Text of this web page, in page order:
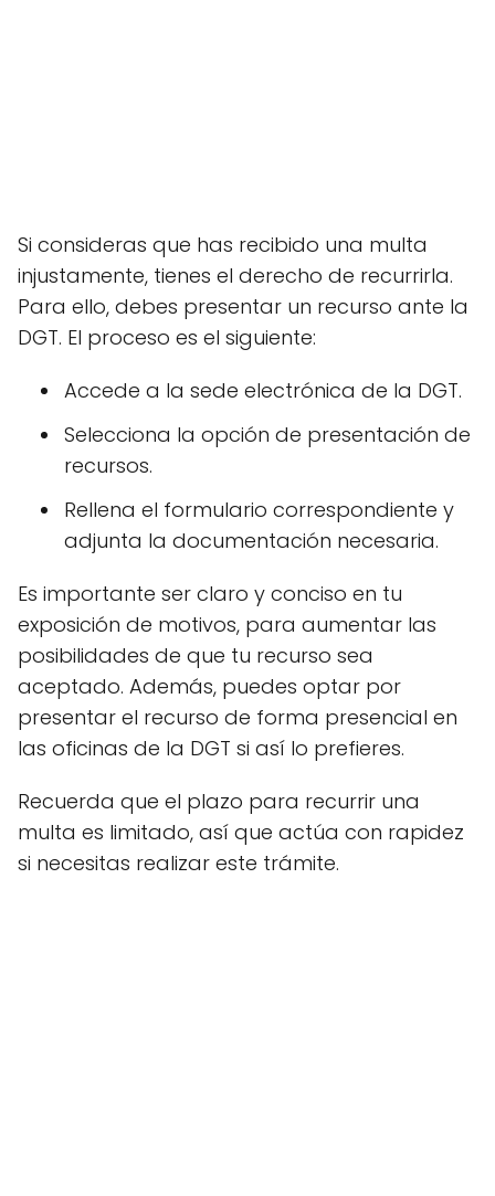
Si consideras que has recibido una multa
injustamente, tienes el derecho de recurrirla.
Para ello, debes presentar un recurso ante la
DGT. El proceso es el siguiente:
Accede a la sede electrónica de la DGT.
Selecciona la opción de presentación de
recursos.
Rellena el formulario correspondiente y
adjunta la documentación necesaria.
Es importante ser claro y conciso en tu
exposición de motivos, para aumentar las
posibilidades de que tu recurso sea
aceptado. Además, puedes optar por
presentar el recurso de forma presencial en
las oficinas de la DGT si así lo prefieres.
Recuerda que el plazo para recurrir una
multa es limitado, así que actúa con rapidez
si necesitas realizar este trámite.